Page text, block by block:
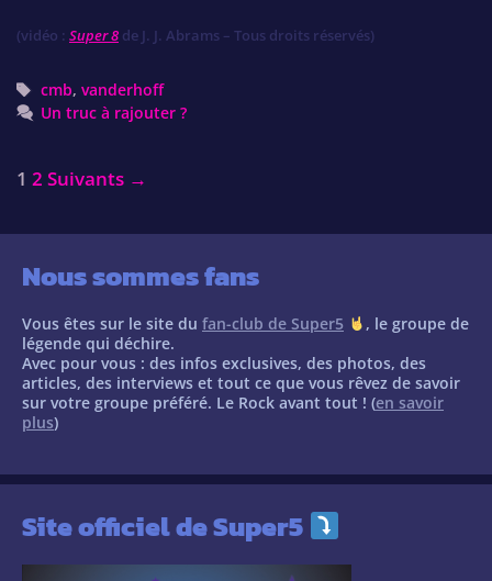
(vidéo : Super 8 de J. J. Abrams – Tous droits réservés)
Tags
cmb, vanderhoff
Un truc à rajouter ?
Post
1 2 Suivants →
Nous sommes fans
Vous êtes sur le site du fan-club de Super5
, le groupe de
légende qui déchire.
Avec pour vous : des infos exclusives, des photos, des
articles, des interviews et tout ce que vous rêvez de savoir
sur votre groupe préféré. Le Rock avant tout ! (en savoir
plus)
Site officiel de Super5